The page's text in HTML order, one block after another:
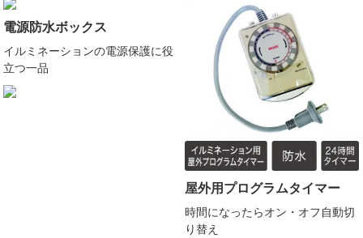
電源防水ボックス
イルミネーションの電源保護に役
立つ一品
屋外用プログラムタイマー
時間になったらオン・オフ自動切
り替え